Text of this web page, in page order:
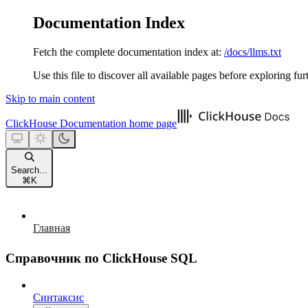
Documentation Index
Fetch the complete documentation index at: /docs/llms.txt
Use this file to discover all available pages before exploring
Skip to main content
ClickHouse Documentation home page
Search...
⌘ K
Главная
Справочник по ClickHouse SQL
Синтаксис